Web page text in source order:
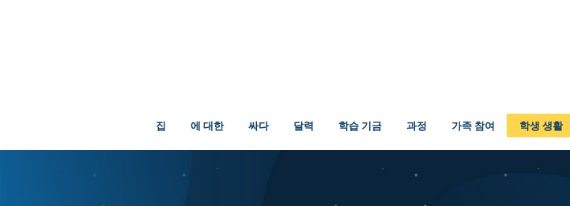
집 에 대한 싸다 달력 학습 기금 과정 가족 참여 학생 생활